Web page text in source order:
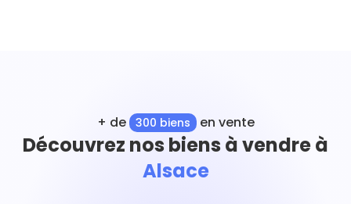
+ de 300 biens en vente
Découvrez nos biens à vendre à
Alsace